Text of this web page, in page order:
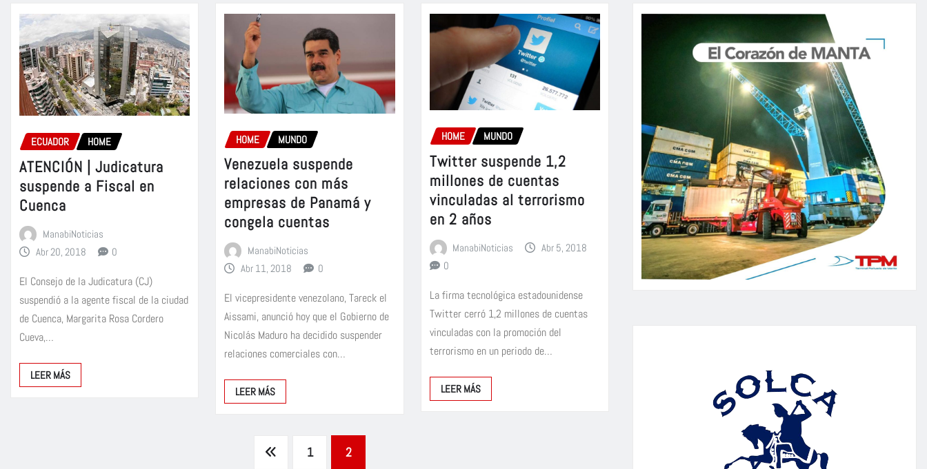
ECUADOR HOME
ATENCIÓN | Judicatura
suspende a Fiscal en
Cuenca
ManabiNoticias
Abr 20, 2018
0
El Consejo de la Judicatura (CJ)
suspendió a la agente fiscal de la ciudad
de Cuenca, Margarita Rosa Cordero
Cueva,…
LEER MÁS
HOME MUNDO
Venezuela suspende
relaciones con más
empresas de Panamá y
congela cuentas
ManabiNoticias
Abr 11, 2018
0
El vicepresidente venezolano, Tareck el
Aissami, anunció hoy que el Gobierno de
Nicolás Maduro ha decidido suspender
relaciones comerciales con…
LEER MÁS
HOME MUNDO
Twitter suspende 1,2
millones de cuentas
vinculadas al terrorismo
en 2 años
ManabiNoticias
Abr 5, 2018
0
La firma tecnológica estadounidense
Twitter cerró 1,2 millones de cuentas
vinculadas con la promoción del
terrorismo en un periodo de…
LEER MÁS
1 2